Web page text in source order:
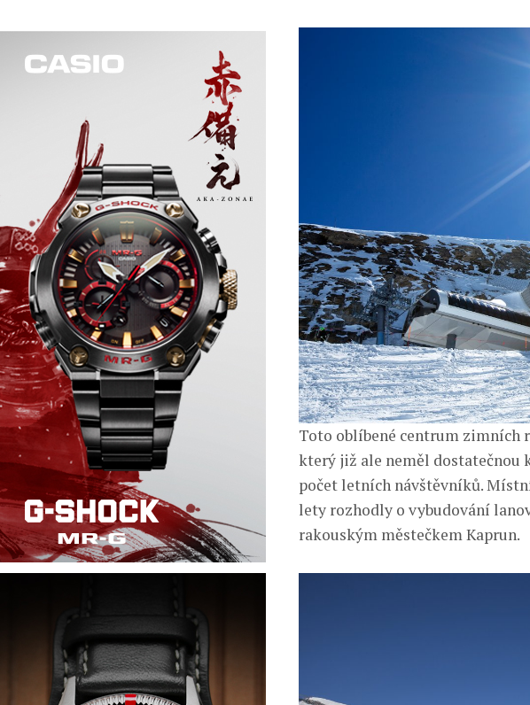
Toto oblíbené centrum zimních
který již ale neměl dostatečnou
počet letních návštěvníků.
lety rozhodly o vybudování
rakouským městečkem Kaprun.